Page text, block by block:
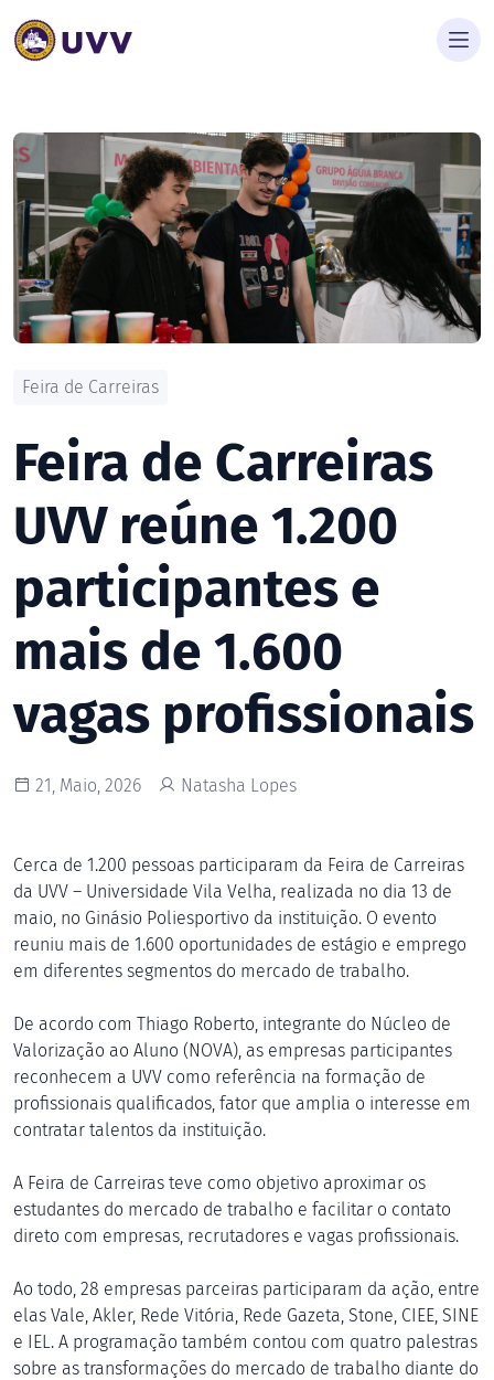
Feira de Carreiras
Feira de Carreiras
UVV reúne 1.200
participantes e
mais de 1.600
vagas profissionais
21, Maio, 2026 Natasha Lopes
Cerca de 1.200 pessoas participaram da Feira de Carreiras
da UVV – Universidade Vila Velha, realizada no dia 13 de
maio, no Ginásio Poliesportivo da instituição. O evento
reuniu mais de 1.600 oportunidades de estágio e emprego
em diferentes segmentos do mercado de trabalho.
De acordo com Thiago Roberto, integrante do Núcleo de
Valorização ao Aluno (NOVA), as empresas participantes
reconhecem a UVV como referência na formação de
profissionais qualificados, fator que amplia o interesse em
contratar talentos da instituição.
A Feira de Carreiras teve como objetivo aproximar os
estudantes do mercado de trabalho e facilitar o contato
direto com empresas, recrutadores e vagas profissionais.
Ao todo, 28 empresas parceiras participaram da ação, entre
elas Vale, Akler, Rede Vitória, Rede Gazeta, Stone, CIEE, SINE
e IEL. A programação também contou com quatro palestras
sobre as transformações do mercado de trabalho diante do